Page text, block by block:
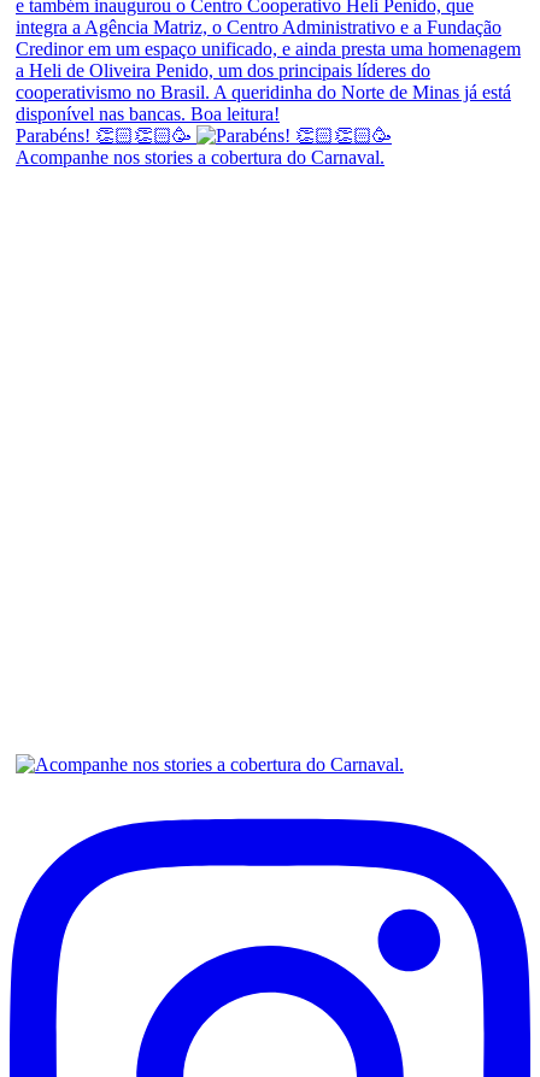
Parabéns! 👏🏻👏🏻🥳
Acompanhe nos stories a cobertura do Carnaval.